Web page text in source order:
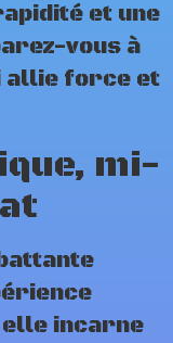
et une
vous à
allie force et
mi-
elle incarne